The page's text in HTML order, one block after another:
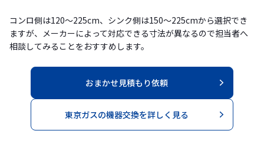
コンロ側は120〜225cm、シンク側は150〜225cmから選択でき
ますが、メーカーによって対応できる寸法が異なるので担当者へ
相談してみることをおすすめします。
おまかせ見積もり依頼
東京ガスの機器交換を詳しく見る